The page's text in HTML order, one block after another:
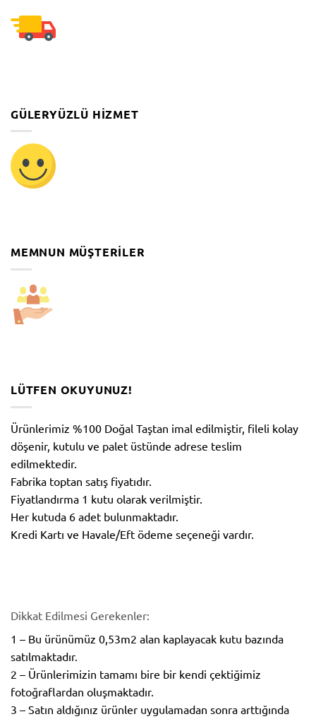
GÜLERYÜZLÜ HIZMET
MEMNUN MÜŞTERILER
LÜTFEN OKUYUNUZ!
Ürünlerimiz %100 Doğal Taştan imal edilmiştir, fileli kolay
döşenir, kutulu ve palet üstünde adrese teslim
edilmektedir.
Fabrika toptan satış fiyatıdır.
Fiyatlandırma 1 kutu olarak verilmiştir.
Her kutuda 6 adet bulunmaktadır.
Kredi Kartı ve Havale/Eft ödeme seçeneği vardır.
Dikkat Edilmesi Gerekenler:
1 – Bu ürünümüz 0,53m2 alan kaplayacak kutu bazında
satılmaktadır.
2 – Ürünlerimizin tamamı bire bir kendi çektiğimiz
fotoğraflardan oluşmaktadır.
3 – Satın aldığınız ürünler uygulamadan sonra arttığında